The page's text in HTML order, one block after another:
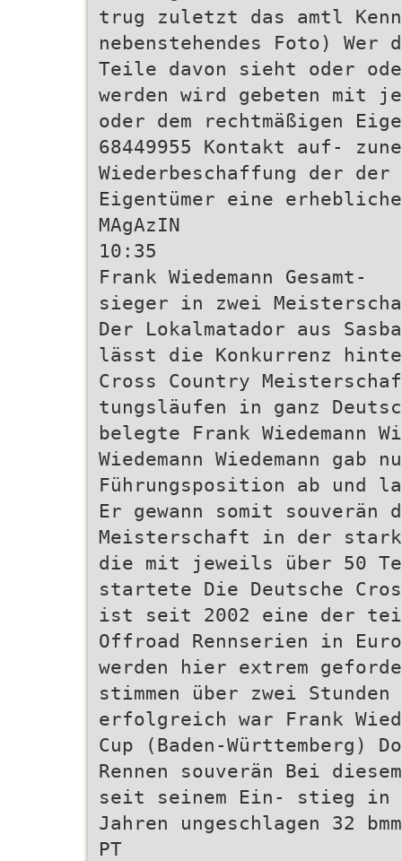
trug zuletzt das amtl
nebenstehendes Foto)
Teile davon sieht oder
werden wird gebeten mit
oder dem rechtmäßigen
68449955 Kontakt auf-
Wiederbeschaffung der
Eigentümer eine
MAgAzIN
10:35
Frank Wiedemann Gesamt-
sieger in zwei
Der Lokalmatador aus
lässt die Konkurrenz
Cross Country
tungsläufen in ganz
belegte Frank Wiedemann
Wiedemann Wiedemann gab
Führungsposition ab und
Er gewann somit souverän
Meisterschaft in der stark
die mit jeweils über 50
startete Die Deutsche
ist seit 2002 eine der
Offroad Rennserien in
werden hier extrem
stimmen über zwei Stunden
erfolgreich war Frank
Cup (Baden-
Rennen souverän Bei
seit seinem Ein- stieg in
Jahren ungeschlagen 32
PT